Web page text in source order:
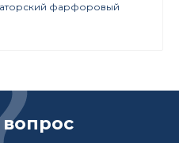
фарфоровый